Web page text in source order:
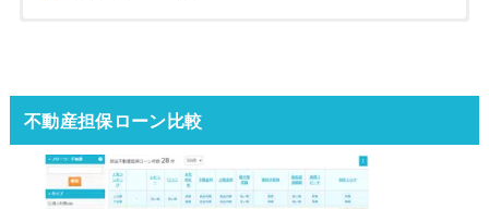
不動産担保ローン比較